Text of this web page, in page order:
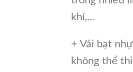
khí,…
+ Vải bạt
không thể